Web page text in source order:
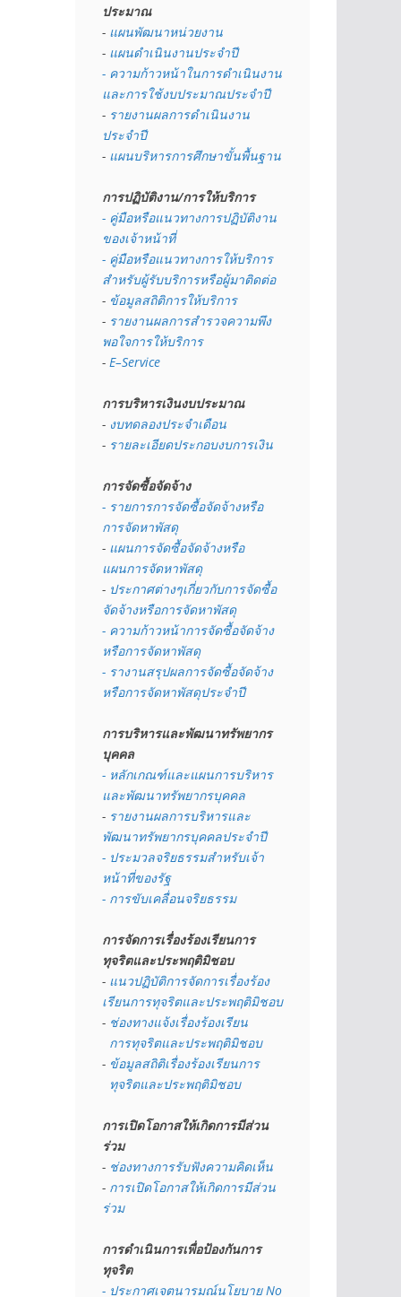
ประมาณ
- แผนพัฒนาหน่วยงาน
- แผนดำเนินงานประจำปี
- ความก้าวหน้าในการดำเนินงาน
และการใช้งบประมาณประจำปี
- รายงานผลการดำเนินงาน
ประจำปี
- แผนบริหารการศึกษาขั้นพื้นฐาน
การปฏิบัติงาน/การให้บริการ
- คู่มือหรือแนวทางการปฏิบัติงาน
ของเจ้าหน้าที่
- คู่มือหรือแนวทางการให้บริการ
สำหรับผู้รับบริการหรือผู้มาติดต่อ
- ข้อมูลสถิติการให้บริการ
- รายงานผลการสำรวจความพึง
พอใจการให้บริการ
- E–Service
การบริหารเงินงบประมาณ
- งบทดลองประจำเดือน
- รายละเอียดประกอบงบการเงิน
การจัดซื้อจัดจ้าง
- รายการการจัดซื้อจัดจ้างหรือ
การจัดหาพัสดุ
- แผนการจัดซื้อจัดจ้างหรือ
แผนการจัดหาพัสดุ
- ประกาศต่างๆเกี่ยวกับการจัดซื้อ
จัดจ้างหรือการจัดหาพัสดุ
- ความก้าวหน้าการจัดซื้อจัดจ้าง
หรือการจัดหาพัสดุ
- รางานสรุปผลการจัดซื้อจัดจ้าง
หรือการจัดหาพัสดุประจำปี
การบริหารและพัฒนาทรัพยากร
บุคคล
- หลักเกณฑ์และแผนการบริหาร
และพัฒนาทรัพยากรบุคคล
- รายงานผลการบริหารและ
พัฒนาทรัพยากรบุคคลประจำปี
- ประมวลจริยธรรมสำหรับเจ้า
หน้าที่ของรัฐ
- การขับเคลื่อนจริยธรรม
การจัดการเรื่องร้องเรียนการ
ทุจริตและประพฤติมิชอบ
- แนวปฏิบัติการจัดการเรื่องร้อง
เรียนการทุจริตและประพฤติมิชอบ
- ช่องทางแจ้งเรื่องร้องเรียน
  การทุจริตและประพฤติมิชอบ
- ข้อมูลสถิติเรื่องร้องเรียนการ
  ทุจริตและประพฤติมิชอบ
การเปิดโอกาสให้เกิดการมีส่วน
ร่วม
- ช่องทางการรับฟังความคิดเห็น
- การเปิดโอกาสให้เกิดการมีส่วน
ร่วม
การดำเนินการเพื่อป้องกันการ
ทุจริต
- ประกาศเจตนารมณ์นโยบาย No